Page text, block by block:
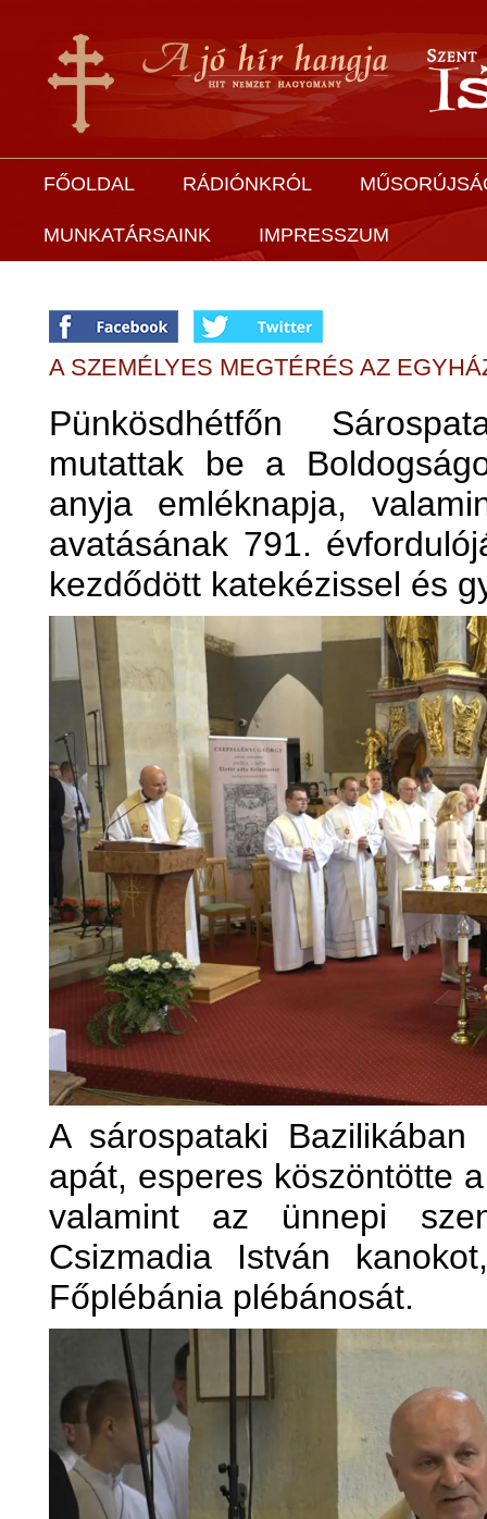
FŐOLDAL RÁDIÓNKRÓL
MUNKATÁRSAINK IMPRESSZUM
A SZEMÉLYES MEGTÉRÉS AZ
Pünkösdhétfőn
mutattak be a
anyja emléknapja,
avatásának 791.
kezdődött katekézissel és
A sárospataki Bazilikában
apát, esperes köszöntötte
valamint az ünnepi
Csizmadia István
Főplébánia plébánosát.